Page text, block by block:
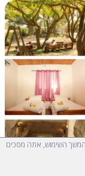
השימוש, אתה מסכים